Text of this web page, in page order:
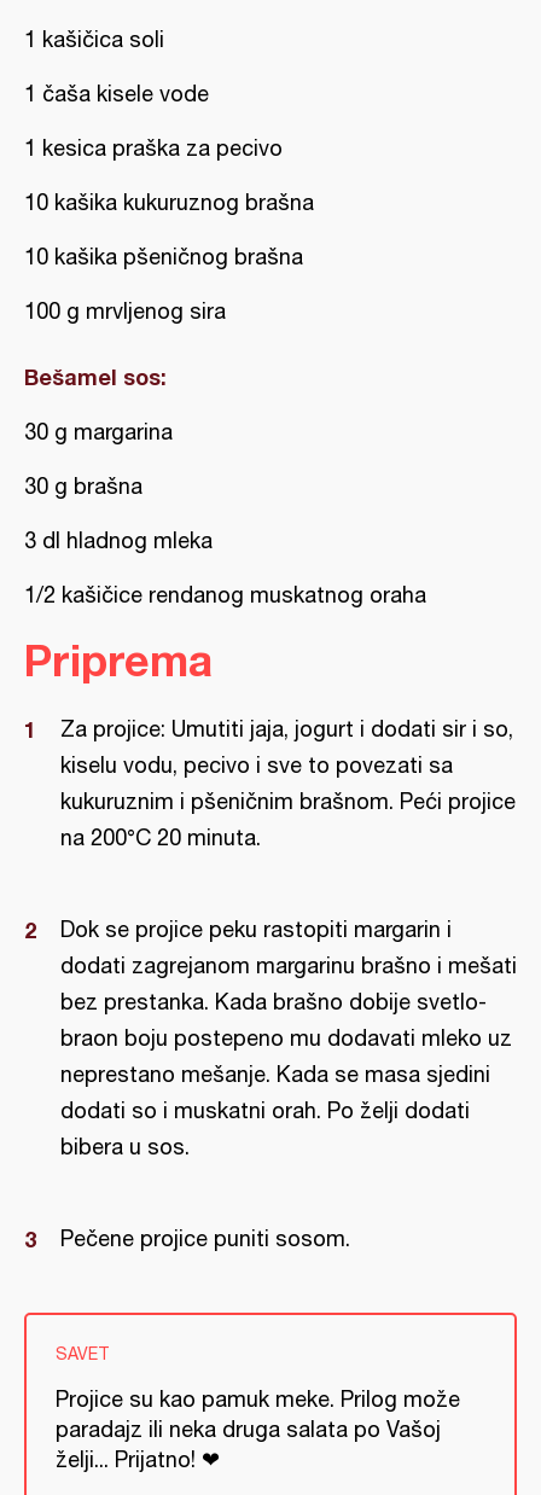
1 kašičica soli
1 čaša kisele vode
1 kesica praška za pecivo
10 kašika kukuruznog brašna
10 kašika pšeničnog brašna
100 g mrvljenog sira
Bešamel sos:
30 g margarina
30 g brašna
3 dl hladnog mleka
1/2 kašičice rendanog muskatnog oraha
Priprema
Za projice: Umutiti jaja, jogurt i dodati sir i so,
kiselu vodu, pecivo i sve to povezati sa
kukuruznim i pšeničnim brašnom. Peći projice
na 200°C 20 minuta.
Dok se projice peku rastopiti margarin i
dodati zagrejanom margarinu brašno i mešati
bez prestanka. Kada brašno dobije svetlo-
braon boju postepeno mu dodavati mleko uz
neprestano mešanje. Kada se masa sjedini
dodati so i muskatni orah. Po želji dodati
bibera u sos.
Pečene projice puniti sosom.
SAVET
Projice su kao pamuk meke. Prilog može
paradajz ili neka druga salata po Vašoj
želji... Prijatno! ❤